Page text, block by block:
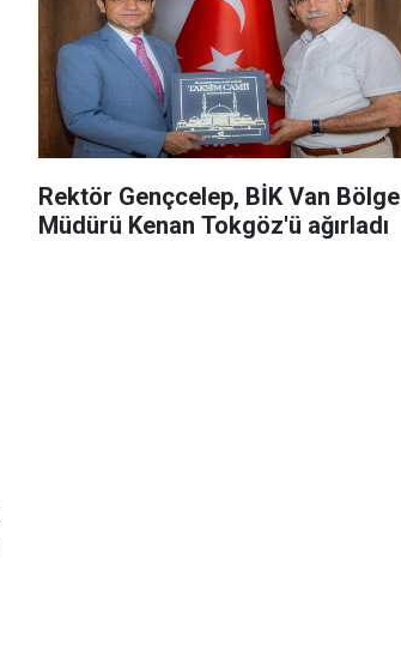
Rektör Gençcelep, BİK Van Bölge
Müdürü Kenan Tokgöz'ü ağırladı